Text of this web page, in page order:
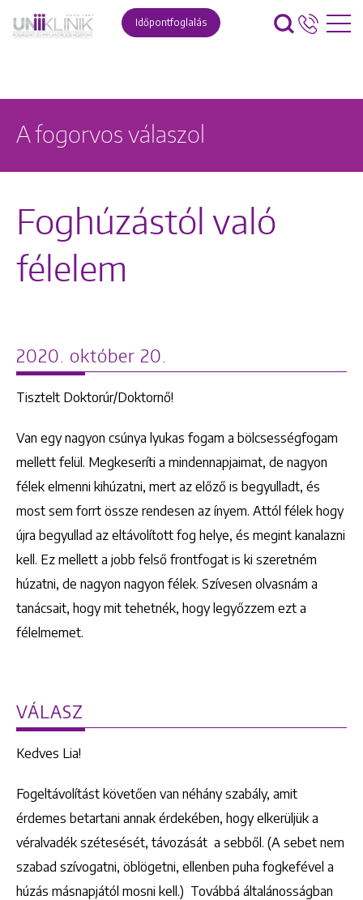
Időpontfoglalás
A fogorvos válaszol
Foghúzástól való
félelem
2020. október 20.
Tisztelt Doktorúr/Doktornő!
Van egy nagyon csúnya lyukas fogam a bölcsességfogam
mellett felül. Megkeseríti a mindennapjaimat, de nagyon
félek elmenni kihúzatni, mert az előző is begyulladt, és
most sem forrt össze rendesen az ínyem. Attól félek hogy
újra begyullad az eltávolított fog helye, és megint kanalazni
kell. Ez mellett a jobb felső frontfogat is ki szeretném
húzatni, de nagyon nagyon félek. Szívesen olvasnám a
tanácsait, hogy mit tehetnék, hogy legyőzzem ezt a
félelmemet.
VÁLASZ
Kedves Lia!
Fogeltávolítást követően van néhány szabály, amit
érdemes betartani annak érdekében, hogy elkerüljük a
véralvadék szétesését, távozását a sebből. (A sebet nem
szabad szívogatni, öblögetni, ellenben puha fogkefével a
húzás másnapjától mosni kell.) Továbbá általánosságban